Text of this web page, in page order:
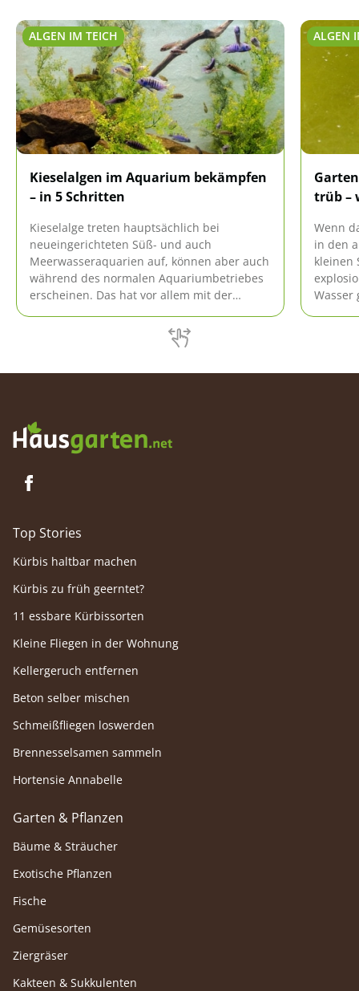
ALGEN IM TEICH
Kieselalgen im Aquarium bekämpfen
– in 5 Schritten
Kieselalge treten hauptsächlich bei
neueingerichteten Süß- und auch
Meerwasseraquarien auf, können aber auch
während des normalen Aquariumbetriebes
erscheinen. Das hat vor allem mit der
Konzentrationen von Silikaten zu tun.
ALGEN
trüb –
Wenn
in den
kleinen
Wasser
Top Stories
Kürbis haltbar machen
Kürbis zu früh geerntet?
11 essbare Kürbissorten
Kleine Fliegen in der Wohnung
Kellergeruch entfernen
Beton selber mischen
Schmeißfliegen loswerden
Brennesselsamen sammeln
Hortensie Annabelle
Garten & Pflanzen
Bäume & Sträucher
Exotische Pflanzen
Fische
Gemüsesorten
Ziergräser
Kakteen & Sukkulenten